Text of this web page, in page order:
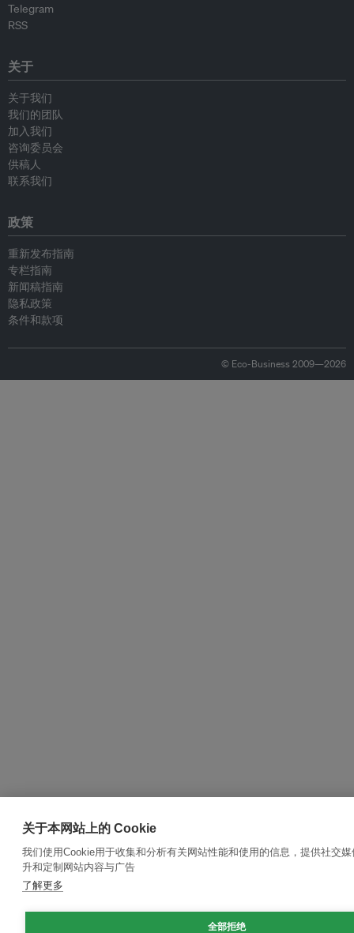
Telegram
RSS
关于
关于我们
我们的团队
加入我们
咨询委员会
供稿人
联系我们
政策
重新发布指南
专栏指南
新闻稿指南
隐私政策
条件和款项
© Eco-Business 2009—2026
关于本网站上的 Cookie
我们使用Cookie用于收集和分析有关网站性能和使用的信息，提供社交
升和定制网站内容与广告
了解更多
全部拒绝